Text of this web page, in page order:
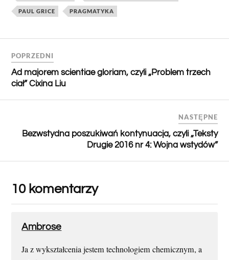
PAUL GRICE PRAGMATYKA
POPRZEDNI
Ad majorem scientiae gloriam, czyli „Problem trzech
ciał” Cixina Liu
NASTĘPNE
Bezwstydna poszukiwań kontynuacja, czyli „Teksty
Drugie 2016 nr 4: Wojna wstydów”
10 komentarzy
Ambrose
Ja z wykształcenia jestem technologiem chemicznym, a